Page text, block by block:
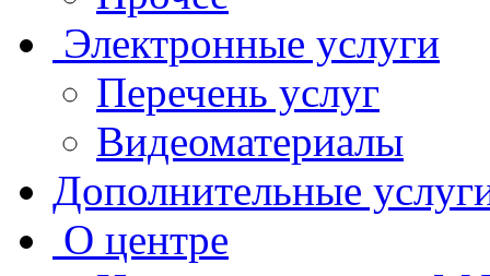
Электронные услуги
Перечень услуг
Видеоматериалы
Дополнительные
О центре